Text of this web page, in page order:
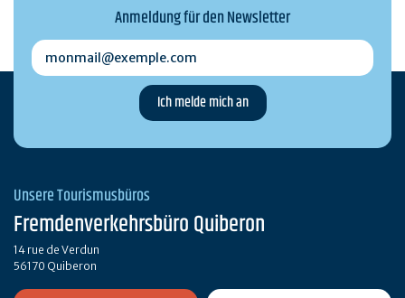
Anmeldung für den Newsletter
monmail@exemple.com
Unsere Tourismusbüros
Fremdenverkehrsbüro Quiberon
14 rue de Verdun
56170 Quiberon